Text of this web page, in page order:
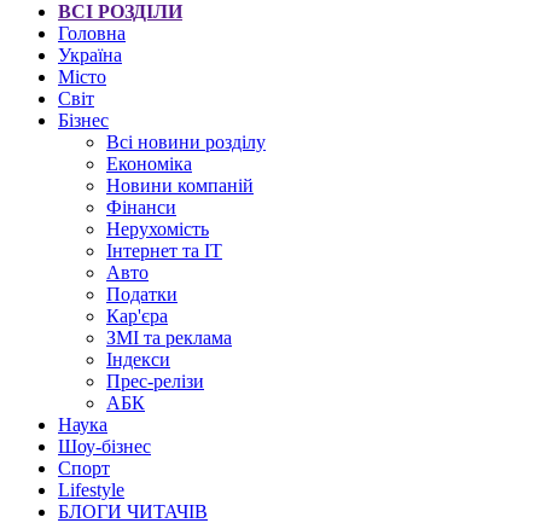
ВСІ РОЗДІЛИ
Головна
Україна
Місто
Світ
Бізнес
Всі новини розділу
Економіка
Новини компаній
Фінанси
Нерухомість
Інтернет та IT
Авто
Податки
Кар'єра
ЗМІ та реклама
Індекси
Прес-релізи
АБК
Наука
Шоу-бізнес
Спорт
Lifestyle
БЛОГИ ЧИТАЧІВ